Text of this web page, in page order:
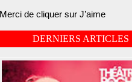
Merci de cliquer sur J’aime